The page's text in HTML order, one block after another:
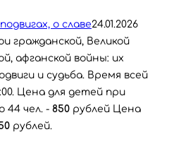
о славе24.01.2026
гражданской, Великой
афганской войны: их
и судьба. Время всей
Цена для детей при
44 чел. - 850 рублей Цена
рублей.